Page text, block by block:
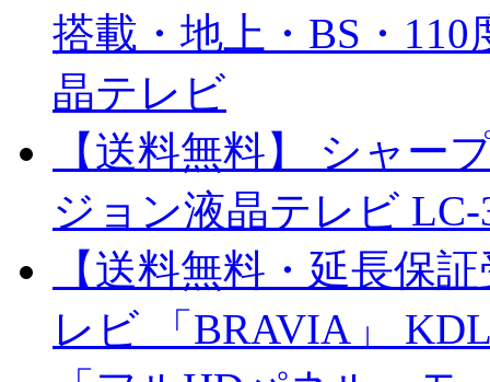
搭載・地上・BS・
晶テレビ
【送料無料】 シャー
ジョン液晶テレビ LC-
【送料無料・延長保
レビ 「BRAVIA」